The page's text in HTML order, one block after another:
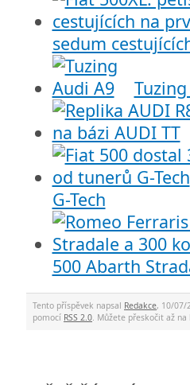
sedum
G-Tech
500 Abarth
Tento příspěvek napsal Redakce, 10/07/
pomocí RSS 2.0. Můžete přeskočit až